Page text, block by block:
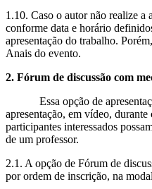
1.10. Caso o autor não realize a
conforme data e horário
apresentação do trabalho.
Anais do evento.
2. Fórum de discussão com
Essa opção de
apresentação, em vídeo,
participantes interessados
de um professor.
2.1. A opção de Fórum de
por ordem de inscrição, na